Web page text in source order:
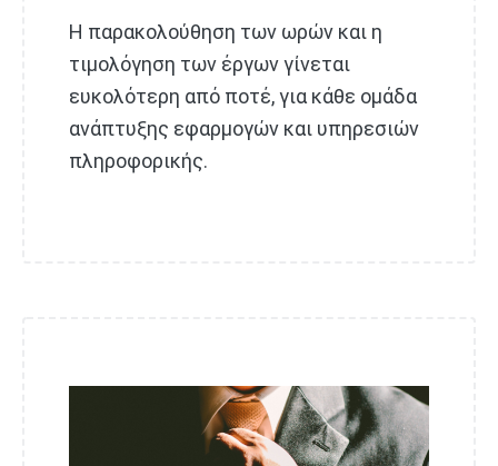
Η παρακολούθηση των ωρών και η
τιμολόγηση των έργων γίνεται
ευκολότερη από ποτέ, για κάθε ομάδα
ανάπτυξης εφαρμογών και υπηρεσιών
πληροφορικής.